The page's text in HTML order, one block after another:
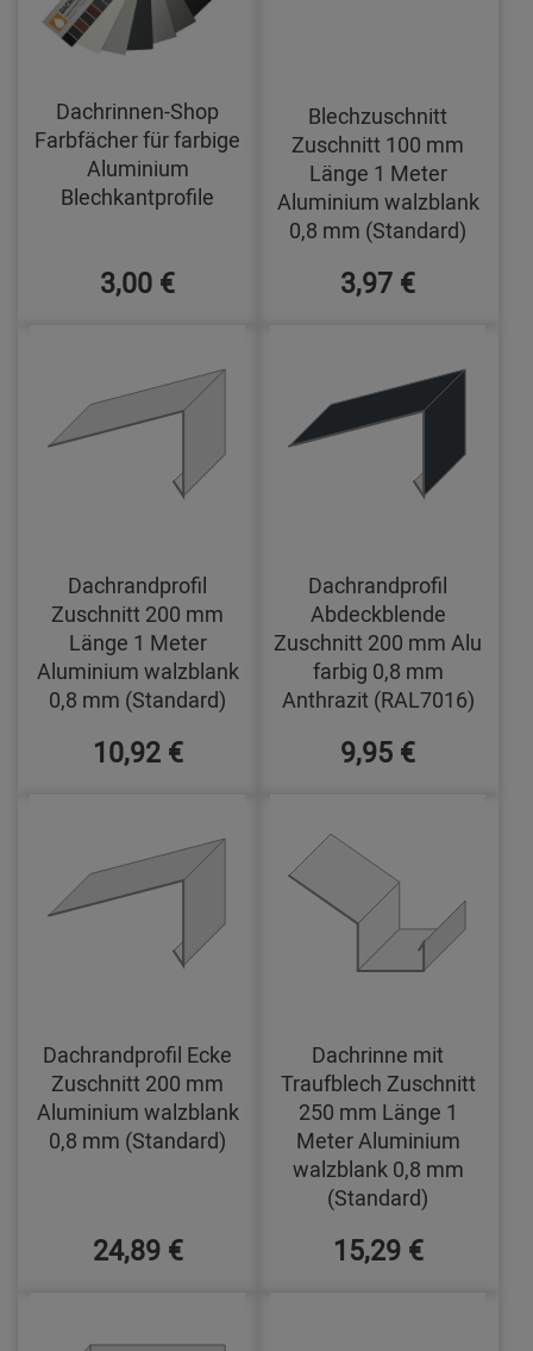
Dachrinnen-Shop
Farbfächer für farbige
Aluminium
Blechkantprofile
3,00 €
Blechzuschnitt
Zuschnitt 100 mm
Länge 1 Meter
Aluminium walzblank
0,8 mm (Standard)
3,97 €
Dachrandprofil
Zuschnitt 200 mm
Länge 1 Meter
Aluminium walzblank
0,8 mm (Standard)
10,92 €
Dachrandprofil
Abdeckblende
Zuschnitt 200 mm Alu
farbig 0,8 mm
Anthrazit (RAL7016)
9,95 €
Dachrandprofil Ecke
Zuschnitt 200 mm
Aluminium walzblank
0,8 mm (Standard)
24,89 €
Dachrinne mit
Traufblech Zuschnitt
250 mm Länge 1
Meter Aluminium
walzblank 0,8 mm
(Standard)
15,29 €